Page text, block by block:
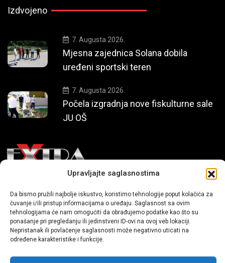
Upravljajte saglasnostima
Da bismo pružili najbolje iskustvo, koristimo tehnologije poput kolačića za
čuvanje i/ili pristup informacijama o uređaju. Saglasnost sa ovim
tehnologijama će nam omogućiti da obrađujemo podatke kao što su
ponašanje pri pregledanju ili jedinstveni ID-ovi na ovoj veb lokaciji.
Nepristanak ili povlačenje saglasnosti može negativno uticati na
određene karakteristike i funkcije.
Izdvojeno
7. Augusta 2026.
Mjesna zajednica Solana dobila
uređeni sportski teren
7. Augusta 2026.
Počela izgradnja nove fiskulturne sale
JU OŠ
Mi smo moderni portal zabavnog karaktera koji donosi vijesti i
priče iz života, svijeta showbiza, lifestyle-a i popularne kulture.